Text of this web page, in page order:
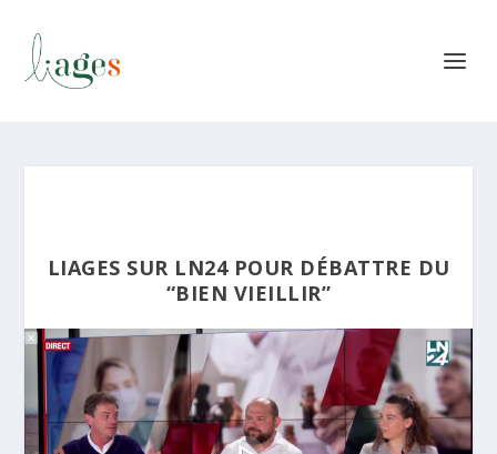
LIAGES SUR LN24 POUR DÉBATTRE DU
“BIEN VIEILLIR”